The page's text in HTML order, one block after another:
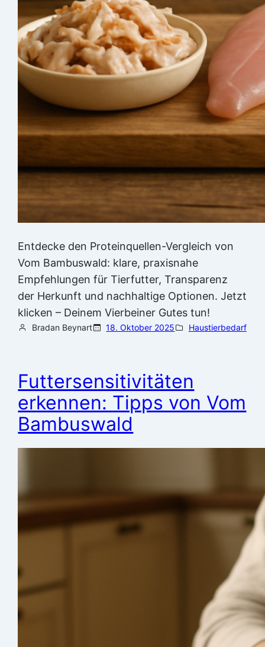
Entdecke den Proteinquellen-Vergleich von
Vom Bambuswald: klare, praxisnahe
Empfehlungen für Tierfutter, Transparenz
der Herkunft und nachhaltige Optionen. Jetzt
klicken – Deinem Vierbeiner Gutes tun!
Bradan Beynart 18. Oktober 2025 Haustierbedarf
Futtersensitivitäten
erkennen: Tipps von Vom
Bambuswald